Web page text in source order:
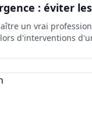
: éviter
un vrai
d'interventions